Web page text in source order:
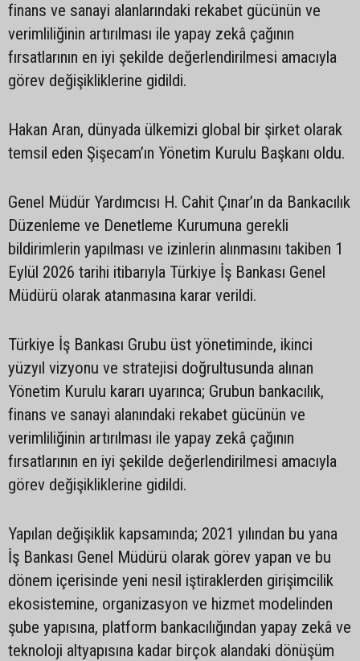
finans ve sanayi alanlarındaki rekabet gücünün ve
verimliliğinin artırılması ile yapay zekâ çağının
fırsatlarının en iyi şekilde değerlendirilmesi amacıyla
görev değişikliklerine gidildi.
Hakan Aran, dünyada ülkemizi global bir şirket olarak
temsil eden Şişecam’ın Yönetim Kurulu Başkanı oldu.
Genel Müdür Yardımcısı H. Cahit Çınar’ın da Bankacılık
Düzenleme ve Denetleme Kurumuna gerekli
bildirimlerin yapılması ve izinlerin alınmasını takiben 1
Eylül 2026 tarihi itibarıyla Türkiye İş Bankası Genel
Müdürü olarak atanmasına karar verildi.
Türkiye İş Bankası Grubu üst yönetiminde, ikinci
yüzyıl vizyonu ve stratejisi doğrultusunda alınan
Yönetim Kurulu kararı uyarınca; Grubun bankacılık,
finans ve sanayi alanındaki rekabet gücünün ve
verimliliğinin artırılması ile yapay zekâ çağının
fırsatlarının en iyi şekilde değerlendirilmesi amacıyla
görev değişikliklerine gidildi.
Yapılan değişiklik kapsamında; 2021 yılından bu yana
İş Bankası Genel Müdürü olarak görev yapan ve bu
dönem içerisinde yeni nesil iştiraklerden girişimcilik
ekosistemine, organizasyon ve hizmet modelinden
şube yapısına, platform bankacılığından yapay zekâ ve
teknoloji altyapısına kadar birçok alandaki dönüşüm